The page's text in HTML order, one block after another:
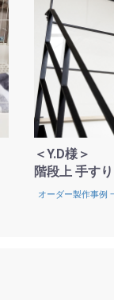
＜Y.D様＞
階段上 手す
オーダー製作事例